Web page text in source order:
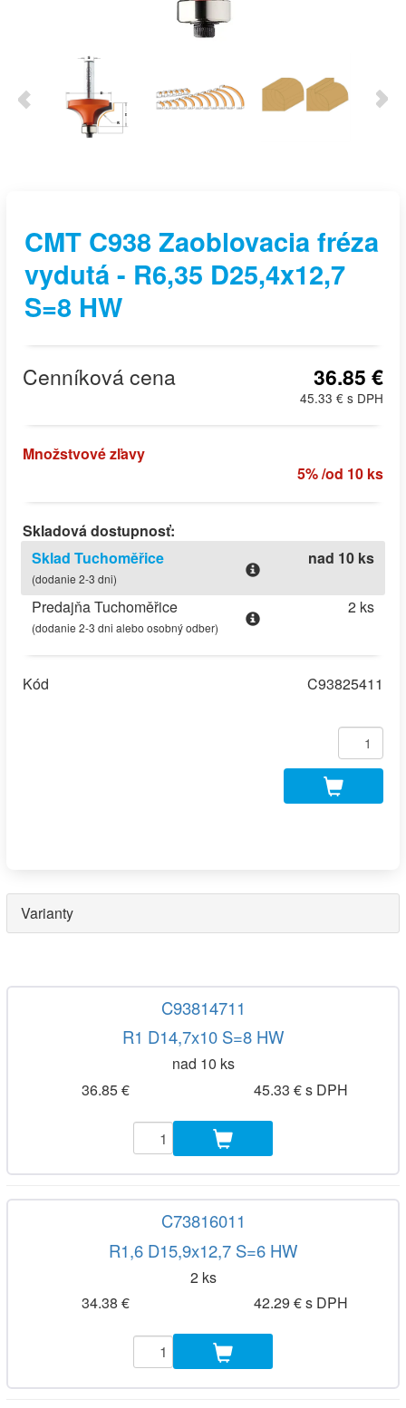
CMT C938 Zaoblovacia fréza
vydutá - R6,35 D25,4x12,7
S=8 HW
Cenníková cena 36.85 €
45.33 € s DPH
Množstvové zľavy
5% /od 10 ks
Skladová dostupnosť:
Sklad Tuchoměřice
(dodanie 2-3 dni)
nad 10 ks
Predajňa Tuchoměřice
(dodanie 2-3 dni alebo osobný odber)
2 ks
Kód C93825411
Varianty
C93814711
R1 D14,7x10 S=8 HW
nad 10 ks
36.85 €
45.33 € s DPH
C73816011
R1,6 D15,9x12,7 S=6 HW
2 ks
34.38 €
42.29 € s DPH